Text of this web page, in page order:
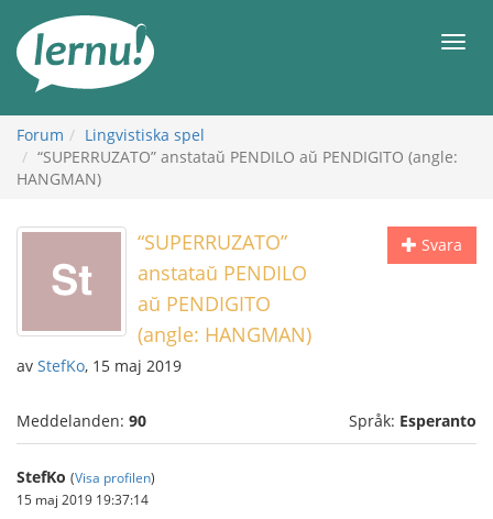
sidans
innehåll
Meny
Forum
Lingvistiska spel
“SUPERRUZATO” anstataŭ PENDILO aŭ PENDIGITO (angle:
HANGMAN)
Svara
“SUPERRUZATO”
anstataŭ PENDILO
aŭ PENDIGITO
(angle: HANGMAN)
av StefKo, 15 maj 2019
Meddelanden: 90 Språk: Esperanto
StefKo (Visa profilen)
15 maj 2019 19:37:14